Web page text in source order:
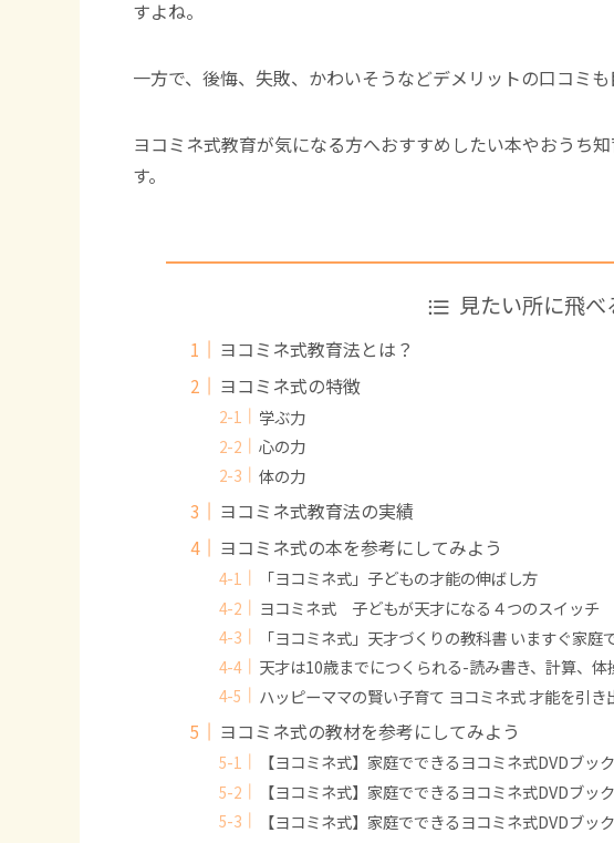
すよね。
一方で、後悔、失敗、かわいそうなどデメリットの口コミも
ヨコミネ式教育が気になる方へおすすめしたい本やおうち
す。
見たい所に飛べ
ヨコミネ式教育法とは？
ヨコミネ式の特徴
学ぶ力
心の力
体の力
ヨコミネ式教育法の実績
ヨコミネ式の本を参考にしてみよう
「ヨコミネ式」子どもの才能の伸ばし方
ヨコミネ式 子どもが天才になる４つのスイッチ
「ヨコミネ式」天才づくりの教科書 いますぐ家
天才は10歳までにつくられる-読み書き、計算、
ハッピーママの賢い子育て ヨコミネ式 才能を引き
ヨコミネ式の教材を参考にしてみよう
【ヨコミネ式】家庭でできるヨコミネ式DVDブ
【ヨコミネ式】家庭でできるヨコミネ式DVDブ
【ヨコミネ式】家庭でできるヨコミネ式DVDブ